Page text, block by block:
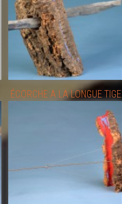
ÉCORCHE A LA LONGUE TIGE